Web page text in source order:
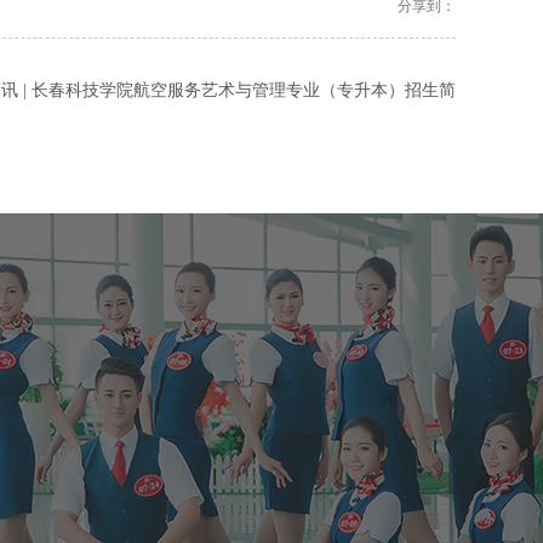
分享到：
| 长春科技学院航空服务艺术与管理专业（专升本）招生简